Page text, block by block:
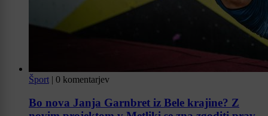
Šport | 0 komentarjev
Bo nova Janja Garnbret iz Bele krajine? Z